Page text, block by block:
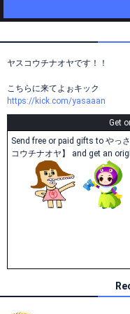
ヤスコウチナオヤです！！
こちらに来てよぉキック
https://kick.com/yasaaan
Get
Send free or paid gifts to やっ
コウチナオヤ】 and get an